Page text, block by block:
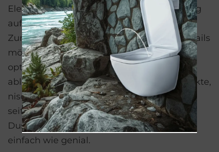
Eleganz und konzentriert die Entwässerung
auf das Wesentliche. Diese schlichte
Zurückhaltung wird durch intelligente Details
möglich: Ein inneres Gefälle sorgt für
optimale Wasserableitung, und das
ablängbare Material ermöglicht eine perfekte,
nischenbündige Integration – ganz ohne
seitliche Fliesenstücke über die gesamte
Duschplatzbreite. TECEdrainprofile ist so
einfach wie genial.